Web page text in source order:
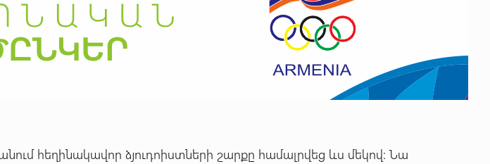
հեղինակավոր ձյուդոիստների շարքը համալրվեց ևս մեկով: Նա